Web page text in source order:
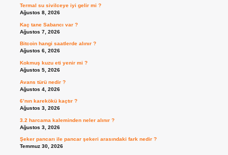
Termal su sivilceye iyi gelir mi ?
Ağustos 8, 2026
Kaç tane Sabancı var ?
Ağustos 7, 2026
Bitcoin hangi saatlerde alınır ?
Ağustos 6, 2026
Kokmuş kuzu eti yenir mi ?
Ağustos 5, 2026
Avans türü nedir ?
Ağustos 4, 2026
6’nın karekökü kaçtır ?
Ağustos 3, 2026
3.2 harcama kaleminden neler alınır ?
Ağustos 3, 2026
Şeker pancarı ile pancar şekeri arasındaki fark nedir ?
Temmuz 30, 2026